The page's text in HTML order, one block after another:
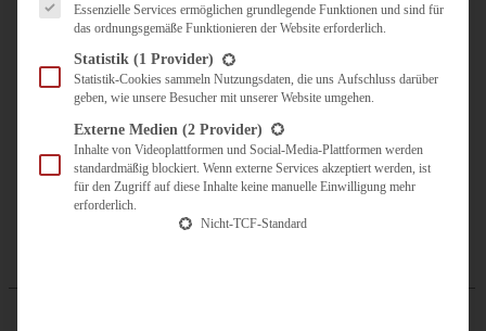
UNTERWEGS
KULINARISCH UNTERWEGS
ÜBER MICH
ZUSAMMENARBEIT
Essenzielle Services ermöglichen grundlegende Funktionen und sind für
das ordnungsgemäße Funktionieren der Website erforderlich.
Statistik (1 Provider)
Statistik-Cookies sammeln Nutzungsdaten, die uns Aufschluss darüber
geben, wie unsere Besucher mit unserer Website umgehen.
Externe Medien (2 Provider)
Inhalte von Videoplattformen und Social-Media-Plattformen werden
standardmäßig blockiert. Wenn externe Services akzeptiert werden, ist
für den Zugriff auf diese Inhalte keine manuelle Einwilligung mehr
erforderlich.
Nicht-TCF-Standard